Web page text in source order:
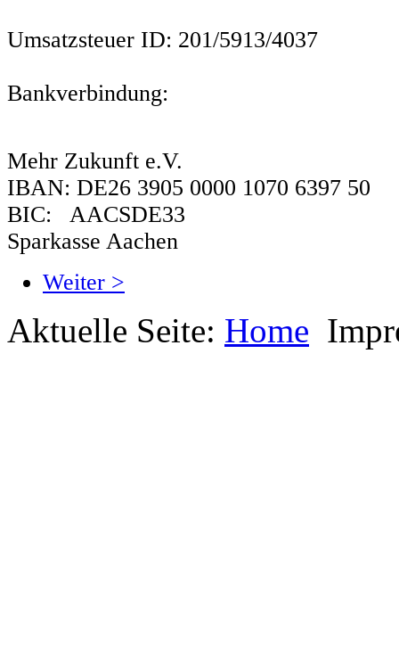
Umsatzsteuer ID: 201/5913/4037
Bankverbindung:
Mehr Zukunft e.V.
IBAN: DE26 3905 0000 1070 6397 50
BIC: AACSDE33
Sparkasse Aachen
Weiter >
Aktuelle Seite: Home